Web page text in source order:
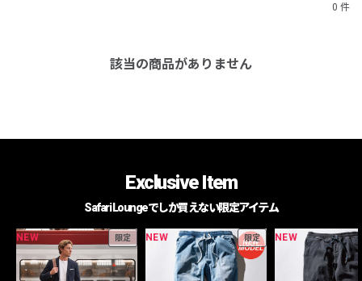
0 件
該当の商品がありません
Exclusive Item
Safari Loungeでしか買えない限定アイテム
NEW 限定 NEW 限定 NEW